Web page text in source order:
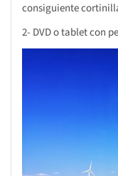
consiguiente
2- DVD o tablet con